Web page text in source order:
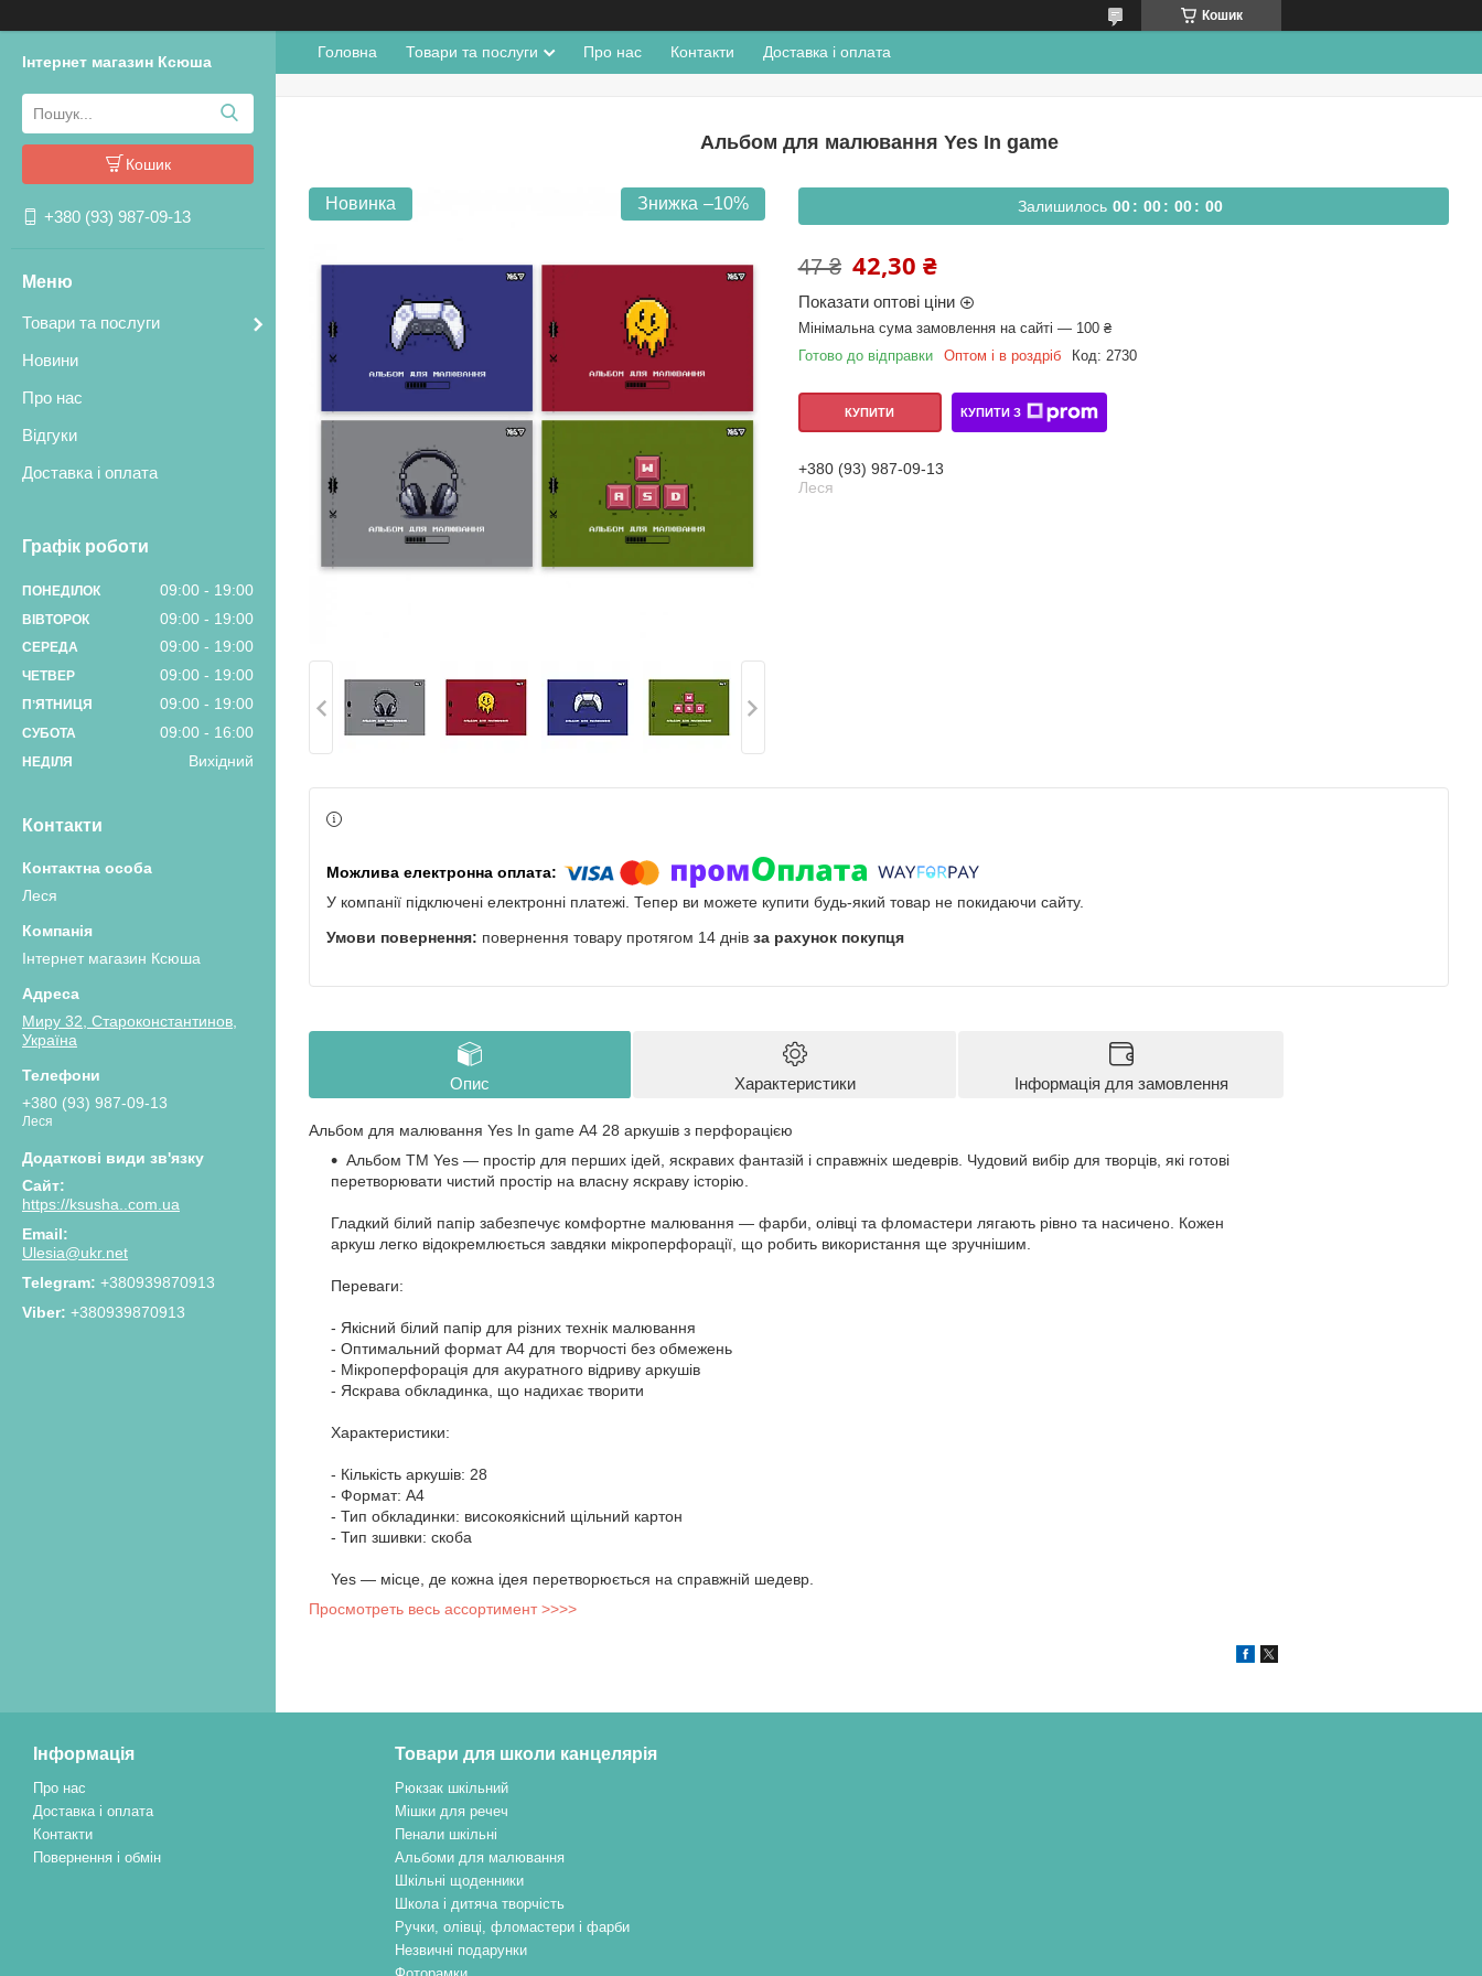
Кошик
Інтернет магазин Ксюша
Кошик
+380 (93) 987-09-13
Товари та послуги
Новини
Про нас
Відгуки
Доставка і оплата
Графік роботи
ПОНЕДІЛОК 09:00 19:00
ВІВТОРОК 09:00 19:00
СЕРЕДА 09:00 19:00
ЧЕТВЕР 09:00 19:00
ПʼЯТНИЦЯ 09:00 19:00
СУБОТА 09:00 16:00
НЕДІЛЯ Вихідний
Контакти
Леся
Інтернет магазин Ксюша
Миру 32, Староконстантинов,
Україна
+380 (93) 987-09-13
Леся
https://ksusha..com.ua
Ulesia@ukr.net
+380939870913
+380939870913
Головна Товари та послуги Про нас Контакти Доставка і оплата
Альбом для малювання Yes In game
Новинка –10% Залишилось 00 00 00 00
47 ₴ 42,30 ₴
Показати оптові ціни
Мінімальна сума замовлення на сайті — 100 ₴
Готово до відправки
Оптом і в роздріб Код: 2730
КУПИТИ КУПИТИ З
+380 (93) 987-09-13
Леся
У компанії підключені електронні платежі. Тепер ви можете купити будь-який товар не покидаючи сайту.
повернення товару протягом 14 днів за рахунок покупця
Опис Характеристики Інформація для замовлення
Альбом для малювання Yes In game А4 28 аркушів з перфорацією
Альбом ТМ Yes — простір для перших ідей, яскравих фантазій і справжніх шедеврів. Чудовий вибір для творців, які готові
перетворювати чистий простір на власну яскраву історію.
Гладкий білий папір забезпечує комфортне малювання — фарби, олівці та фломастери лягають рівно та насичено. Кожен
аркуш легко відокремлюється завдяки мікроперфорації, що робить використання ще зручнішим.
Переваги:
- Якісний білий папір для різних технік малювання
- Оптимальний формат А4 для творчості без обмежень
- Мікроперфорація для акуратного відриву аркушів
- Яскрава обкладинка, що надихає творити
Характеристики:
- Кількість аркушів: 28
- Формат: А4
- Тип обкладинки: високоякісний щільний картон
- Тип зшивки: скоба
Yes — місце, де кожна ідея перетворюється на справжній шедевр.
Просмотреть весь ассортимент >>>>
Інформація
Про нас
Доставка і оплата
Контакти
Повернення і обмін
Товари для школи канцелярія
Рюкзак шкільний
Мішки для речеч
Пенали шкільні
Альбоми для малювання
Шкільні щоденники
Школа і дитяча творчість
Ручки, олівці, фломастери і фарби
Незвичні подарунки